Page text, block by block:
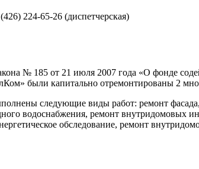
224-65-26 (диспетчерская)
№ 185 от 21 июля 2007 года «О фонде
были капитально отремонтированы 2
следующие виды работ: ремонт
водоснабжения, ремонт внутридомовых
обследование, ремонт